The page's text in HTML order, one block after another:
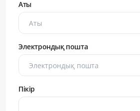
Аты
Электрондық пошта
Пікір